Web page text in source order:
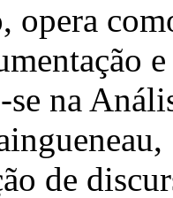
opera
na
de